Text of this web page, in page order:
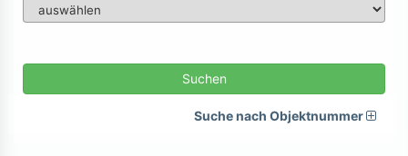
Suchen
Suche nach Objektnummer